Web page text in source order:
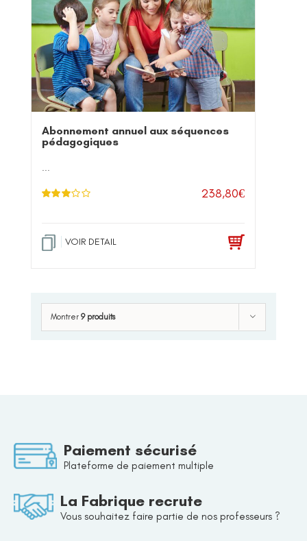
Abonnement annuel aux séquences
pédagogiques
...
238,80€
VOIR DETAIL
Montrer 9 produits
Paiement sécurisé
Plateforme de paiement multiple
La Fabrique recrute
Vous souhaitez faire partie de nos professeurs ?